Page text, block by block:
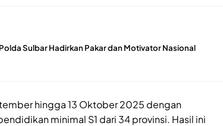
Sulbar Hadirkan Pakar dan Motivator Nasional
hingga 13 Oktober 2025 dengan
minimal S1 dari 34 provinsi. Hasil ini